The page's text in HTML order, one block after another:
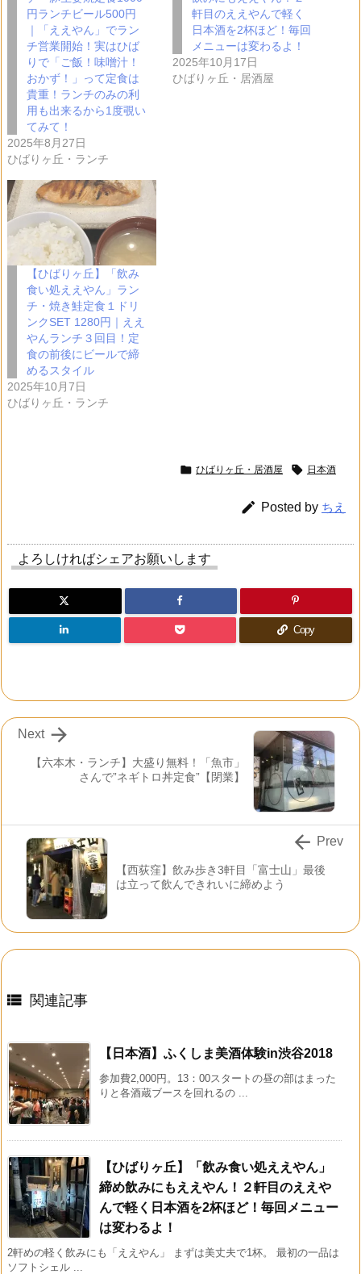
円ランチビール500円
｜「ええやん」でラン
チ営業開始！実はひば
りで「ご飯！味噌汁！
おかず！」って定食は
貴重！ランチのみの利
用も出来るから1度覗い
てみて！
2025年8月27日
ひばりヶ丘・ランチ
軒目のええやんで軽く
日本酒を2杯ほど！毎回
メニューは変わるよ！
2025年10月17日
ひばりヶ丘・居酒屋
【ひばりヶ丘】「飲み
食い処ええやん」ラン
チ・焼き鮭定食１ドリ
ンクSET 1280円｜ええ
やんランチ３回目！定
食の前後にビールで締
めるスタイル
2025年10月7日
ひばりヶ丘・ランチ
 ひばりヶ丘・居酒屋  日本酒
 Posted by ちえ
よろしければシェアお願いします
Copy
【六本木・ランチ】大盛り無料！「魚市」
さんで”ネギトロ丼定食”【閉業】

Next
【西荻窪】飲み歩き3軒目「富士山」最後
は立って飲んできれいに締めよう
 Prev
 関連記事
【日本酒】ふくしま美酒体験in渋谷2018
参加費2,000円。13：00スタートの昼の部はまった
りと各酒蔵ブースを回れるの ...
【ひばりヶ丘】「飲み食い処ええやん」
締め飲みにもええやん！２軒目のええや
んで軽く日本酒を2杯ほど！毎回メニュー
は変わるよ！
2軒めの軽く飲みにも「ええやん」 まずは美丈夫で1杯。 最初の一品は
ソフトシェル ...